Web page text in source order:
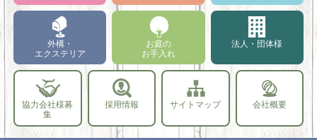
外構・
エクステリア
お庭の
お手入れ
法人・団体様
協力会社様募
集
採用情報 サイトマップ 会社概要